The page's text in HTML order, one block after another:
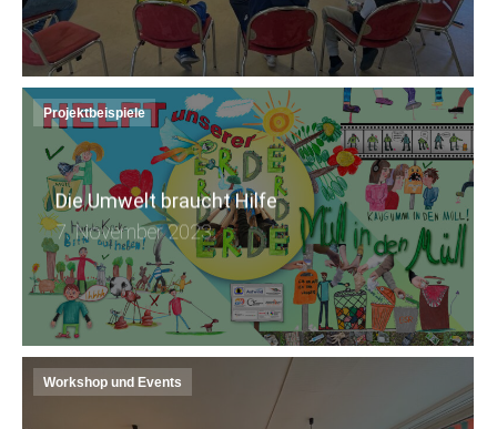
Projektbeispiele
Die Umwelt braucht Hilfe
7. November 2023
Workshop und Events